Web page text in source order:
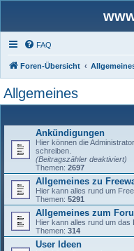
FAQ
Foren-Übersicht
Allgemeines
Ankündigungen
Hier können die
schreiben.
(Beitragszähler deaktiviert)
Themen: 2697
Allgemeines zu
Hier kann alles rund um
Themen: 5291
Allgemeines zum
Hier kann alles rund um das
Themen: 314
User Ideen